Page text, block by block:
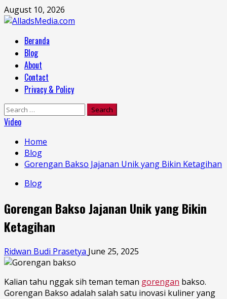
Skip
to
August 10, 2026
MenuBeranda
Blog
About
Contact
Privacy & Policy
Search
for:
Video
Home
Blog
Gorengan Bakso Jajanan Unik yang Bikin Ketagihan
Blog
Gorengan Bakso Jajanan Unik yang Bikin
Ketagihan
Ridwan Budi Prasetya June 25, 2025
Kalian tahu nggak sih teman teman gorengan bakso.
Gorengan Bakso adalah salah satu inovasi kuliner yang